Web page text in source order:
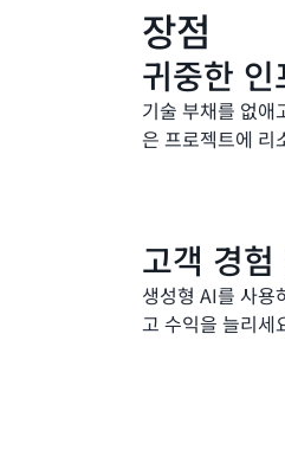
장점
귀중한
기술 부채를 없애
은 프로젝트에 리
고객 경험
생성형 AI를 사용
고 수익을 늘리세